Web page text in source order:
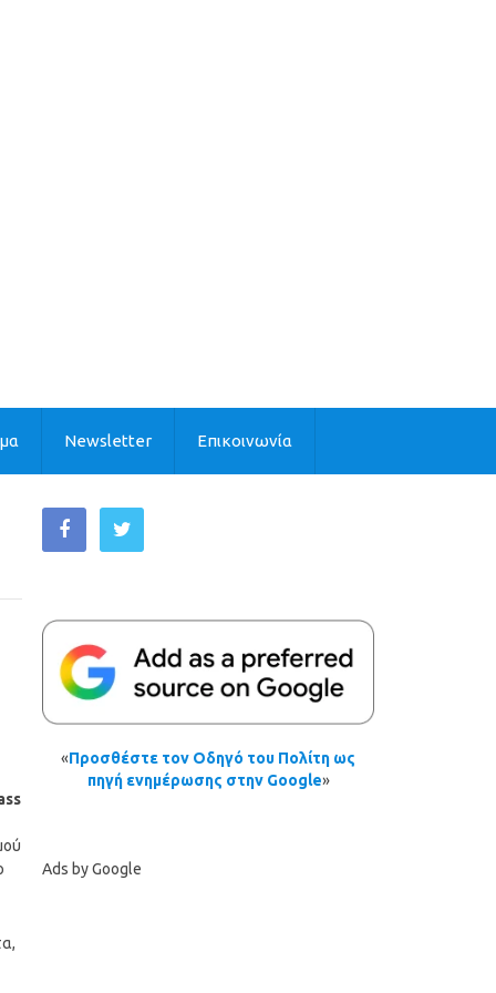
Newsletter Επικοινωνία
«Προσθέστε τον Οδηγό του Πολίτη ως
πηγή ενημέρωσης στην Google»
Ads by Google